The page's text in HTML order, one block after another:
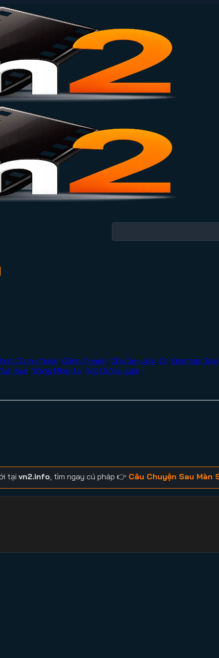
Chun-cheng Chen Yi-wen Chu De-kang Cr, Emerson Tsai
hua Wang Ming-tai Will Or Wai-Lam
tại vn2.info, tìm ngay cú pháp 👉 Câu Chuyện Sau Màn